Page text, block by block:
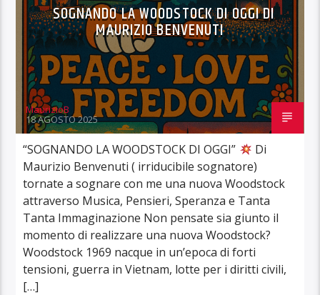
SOGNANDO LA WOODSTOCK DI OGGI DI
MAURIZIO BENVENUTI
MaurizioB
18 AGOSTO 2025
“SOGNANDO LA WOODSTOCK DI OGGI”
Di
Maurizio Benvenuti ( irriducibile sognatore)
tornate a sognare con me una nuova Woodstock
attraverso Musica, Pensieri, Speranza e Tanta
Tanta Immaginazione Non pensate sia giunto il
momento di realizzare una nuova Woodstock?
Woodstock 1969 nacque in un’epoca di forti
tensioni, guerra in Vietnam, lotte per i diritti civili,
[…]